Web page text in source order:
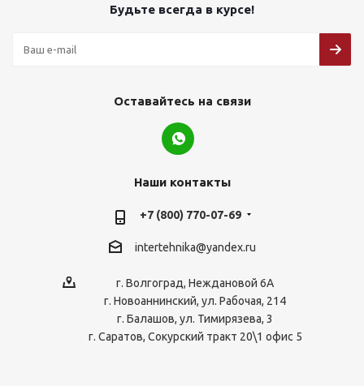
Будьте всегда в курсе!
Оставайтесь на связи
Наши контакты
+7 (800) 770-07-69
intertehnika@yandex.ru
г. Волгоград, Неждановой 6А
г. Новоаннинский, ул. Рабочая, 214
г. Балашов, ул. Тимирязева, 3
г. Саратов, Сокурский тракт 20\1 офис 5